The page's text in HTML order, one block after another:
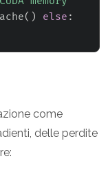
( ) else :
come
delle perdite